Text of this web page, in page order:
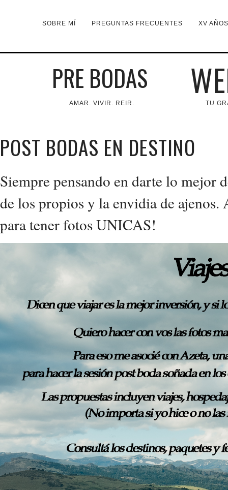
SOBRE MÍ PREGUNTAS FRECUENTES XV
PRE BODAS
AMAR. VIVIR. REIR. TU
POST BODAS EN DESTINO
Siempre pensando en darte lo mejor
de los propios y la envidia de
para tener fotos UNICAS!